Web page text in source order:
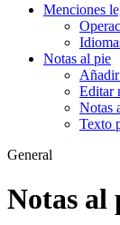
Menciones
Notas al pie
Añadir
Editar
Notas
Texto
General
Notas al